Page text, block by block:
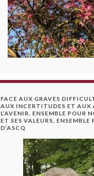
FACE AUX GRAVES
AUX INCERTITUDES ET AUX
L’AVENIR. ENSEMBLE POUR
ET SES VALEURS, ENSEMBLE
D’ASCQ